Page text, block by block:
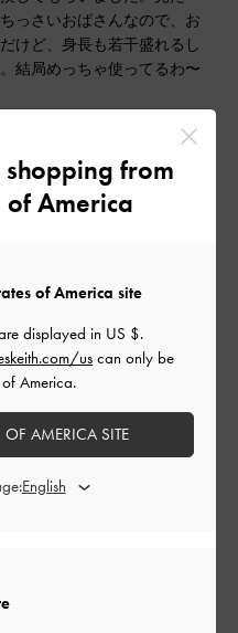
っさいおばさんなので、お
けど、身長も若干盛れるし
結局めっちゃ使ってるわ〜
った
役に立ちましたか？
from
of America
of America site
displayed in US $.
uscan only be
America.
OF AMERICA SITE